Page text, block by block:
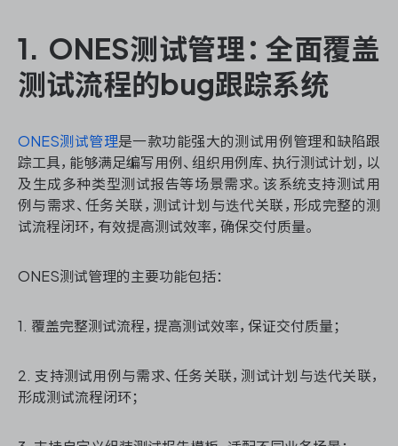
ASPICE 研发管理
1. ONES测试管理：全面覆盖
测试流程的bug跟踪系统
ONES测试管理是一款功能强大的测试用例管理和缺陷跟
踪工具，能够满足编写用例、组织用例库、执行测试计划，以
及生成多种类型测试报告等场景需求。该系统支持测试用
例与需求、任务关联，测试计划与迭代关联，形成完整的测
试流程闭环，有效提高测试效率，确保交付质量。
ONES测试管理的主要功能包括：
1. 覆盖完整测试流程，提高测试效率，保证交付质量；
2. 支持测试用例与需求、任务关联，测试计划与迭代关联，
形成测试流程闭环；